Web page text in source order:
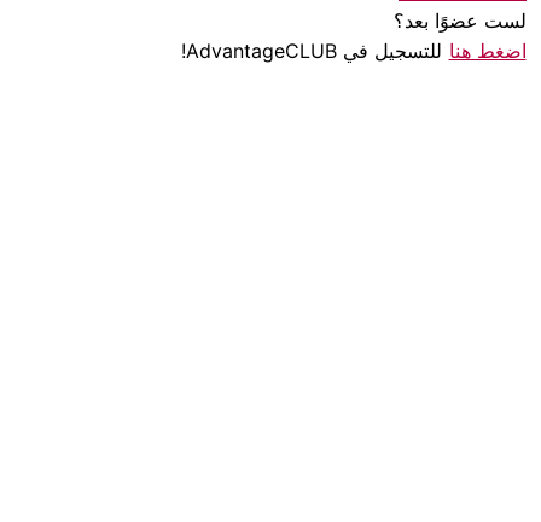
لست عضوًا بعد؟
اضغط هنا للتسجيل في AdvantageCLUB!